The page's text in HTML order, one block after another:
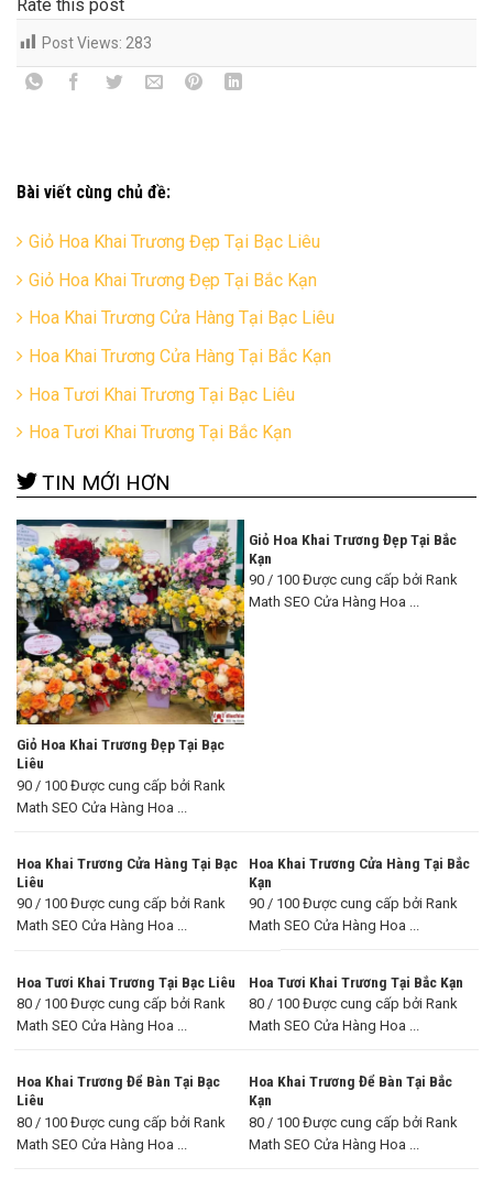
Rate this post
Post Views: 283
Bài viết cùng chủ đề:
Giỏ Hoa Khai Trương Đẹp Tại Bạc Liêu
Giỏ Hoa Khai Trương Đẹp Tại Bắc Kạn
Hoa Khai Trương Cửa Hàng Tại Bạc Liêu
Hoa Khai Trương Cửa Hàng Tại Bắc Kạn
Hoa Tươi Khai Trương Tại Bạc Liêu
Hoa Tươi Khai Trương Tại Bắc Kạn
TIN MỚI HƠN
Giỏ Hoa Khai Trương Đẹp Tại Bạc
Liêu
90 / 100 Được cung cấp bởi Rank
Math SEO Cửa Hàng Hoa ...
Giỏ Hoa Khai Trương Đẹp Tại Bắc
Kạn
90 / 100 Được cung cấp bởi Rank
Math SEO Cửa Hàng Hoa ...
Hoa Khai Trương Cửa Hàng Tại Bạc
Liêu
90 / 100 Được cung cấp bởi Rank
Math SEO Cửa Hàng Hoa ...
Hoa Khai Trương Cửa Hàng Tại Bắc
Kạn
90 / 100 Được cung cấp bởi Rank
Math SEO Cửa Hàng Hoa ...
Hoa Tươi Khai Trương Tại Bạc Liêu
80 / 100 Được cung cấp bởi Rank
Math SEO Cửa Hàng Hoa ...
Hoa Tươi Khai Trương Tại Bắc Kạn
80 / 100 Được cung cấp bởi Rank
Math SEO Cửa Hàng Hoa ...
Hoa Khai Trương Để Bàn Tại Bạc
Liêu
80 / 100 Được cung cấp bởi Rank
Math SEO Cửa Hàng Hoa ...
Hoa Khai Trương Để Bàn Tại Bắc
Kạn
80 / 100 Được cung cấp bởi Rank
Math SEO Cửa Hàng Hoa ...